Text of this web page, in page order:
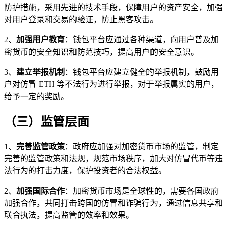
防护措施，采用先进的技术手段，保障用户的资产安全，加强
对用户登录和交易的验证，防止黑客攻击。
2、 加强用户教育：钱包平台应通过各种渠道，向用户普及加
密货币的安全知识和防范技巧，提高用户的安全意识。
3、 建立举报机制 ：钱包平台应建立健全的举报机制，鼓励用
户对仿冒 ETH 等不法行为进行举报，对于举报属实的用户，
给予一定的奖励。
（三）监管层面
1、 完善监管政策：政府应加强对加密货币市场的监管，制定
完善的监管政策和法规，规范市场秩序，加大对仿冒代币等违
法行为的打击力度，保护投资者的合法权益。
2、 加强国际合作：加密货币市场是全球性的，需要各国政府
加强合作，共同打击跨国的仿冒和诈骗行为，通过信息共享和
联合执法，提高监管的效率和效果。